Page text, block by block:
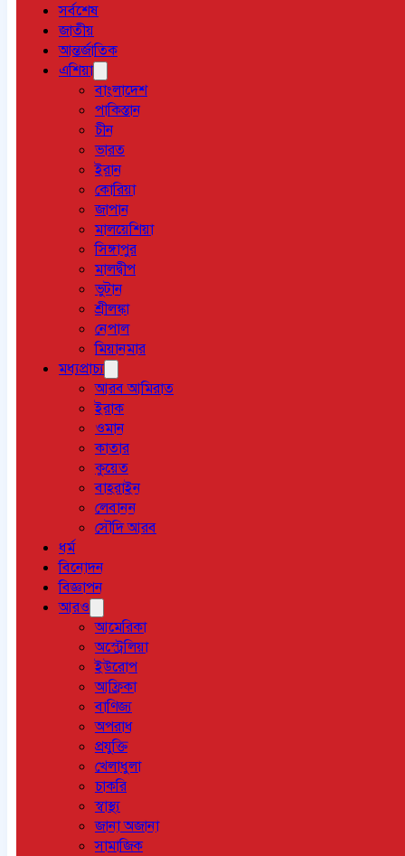
সর্বশেষ
জাতীয়
আন্তর্জাতিক
এশিয়া
বাংলাদেশ
পাকিস্তান
চীন
ভারত
ইরান
কোরিয়া
জাপান
মালয়েশিয়া
সিঙ্গাপুর
মালদ্বীপ
ভুটান
শ্রীলঙ্কা
নেপাল
মিয়ানমার
মধ্যপ্রাচ্য
আরব আমিরাত
ইরাক
ওমান
কাতার
কুয়েত
বাহরাইন
লেবানন
সৌদি আরব
ধর্ম
বিনোদন
বিজ্ঞাপন
আরও
আমেরিকা
অস্ট্রেলিয়া
ইউরোপ
আফ্রিকা
বাণিজ্য
অপরাধ
প্রযুক্তি
খেলাধুলা
চাকরি
স্বাস্থ্য
জানা অজানা
সামাজিক